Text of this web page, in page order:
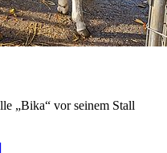
„Bika“ vor seinem Stall